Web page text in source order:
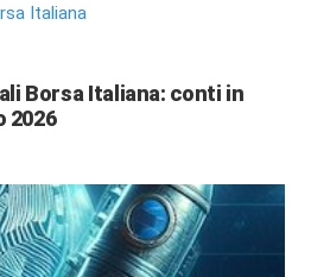
Italiana
Borsa Italiana: conti in
2026